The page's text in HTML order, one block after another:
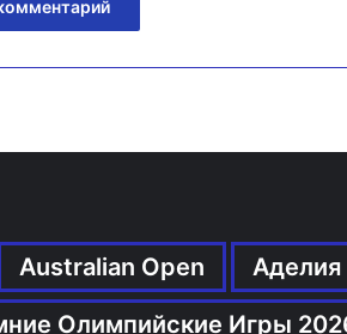
Australian Open
Олимпийские Игры